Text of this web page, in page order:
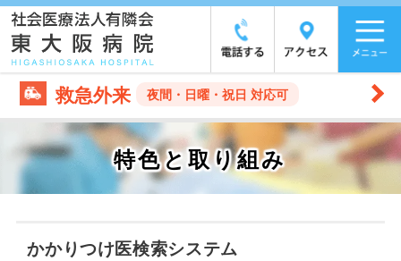
救急外来 夜間・日曜・祝日 対応可
特色と取り組み
かかりつけ医検索システム